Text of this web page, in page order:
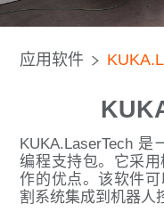
应用软件
KUKA.LaserTech
编程支持包。它采
作的优点。该软件
割系统集成到机器人